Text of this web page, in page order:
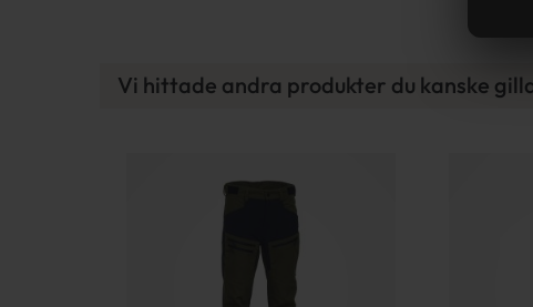
Vi hittade andra produkter du kanske